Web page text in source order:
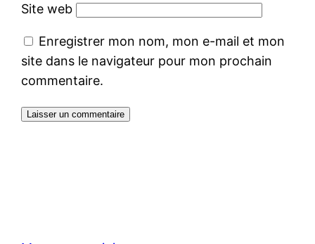
Site web
Enregistrer mon nom, mon e-mail et mon
site dans le navigateur pour mon prochain
commentaire.